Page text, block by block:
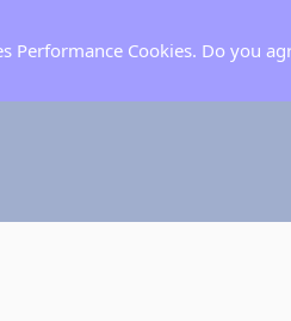
Performance Cookies. Do you